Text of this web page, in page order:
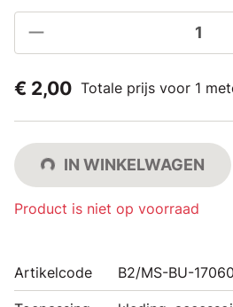
€ 2,00 Totale prijs voor 1
IN WINKELWAGEN
Product is niet op voorraad
Artikelcode B2/MS-BU-